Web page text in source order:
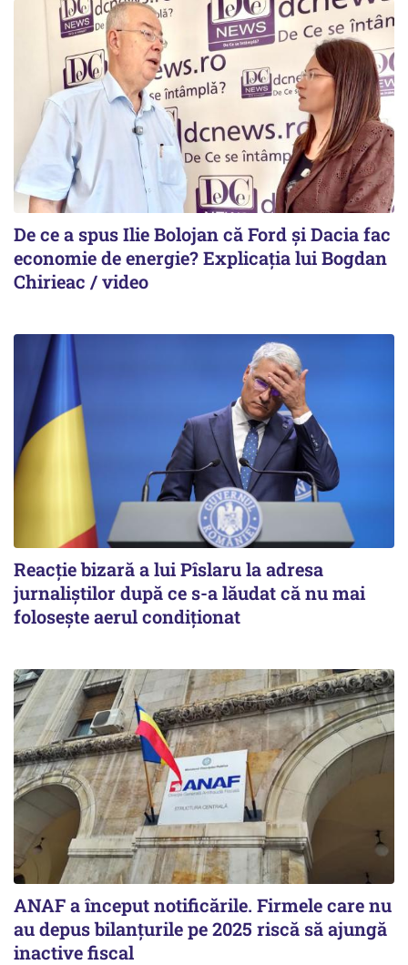
De ce a spus Ilie Bolojan că Ford și Dacia fac
economie de energie? Explicația lui Bogdan
Chirieac / video
Reacție bizară a lui Pîslaru la adresa
jurnaliștilor după ce s-a lăudat că nu mai
folosește aerul condiționat
ANAF a început notificările. Firmele care nu
au depus bilanțurile pe 2025 riscă să ajungă
inactive fiscal